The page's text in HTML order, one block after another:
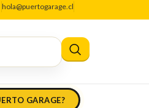
hola@puertogarage.cl
GARAGE?